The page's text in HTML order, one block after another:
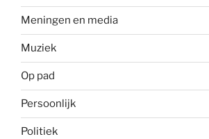
Meningen en media
Muziek
Op pad
Persoonlijk
Politiek